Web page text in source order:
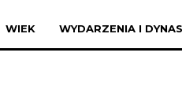
WIEK WYDARZENIA I